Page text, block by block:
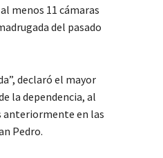
menos 11 cámaras
del pasado
declaró el mayor
la dependencia, al
anteriormente en las
Pedro.